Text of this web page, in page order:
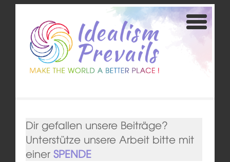
Dir gefallen unsere Beiträge?
Unterstütze unsere Arbeit bitte mit
einer SPENDE